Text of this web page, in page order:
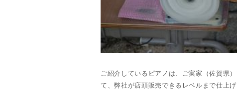
ご紹介しているピアノは、ご実家（佐賀県
て、弊社が店頭販売できるレベルまで仕上